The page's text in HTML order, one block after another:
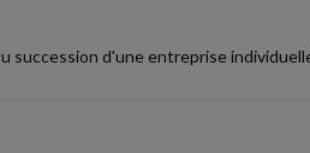
succession d'une entreprise